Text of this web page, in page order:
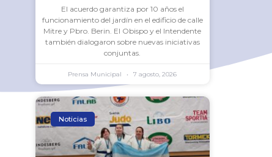
El acuerdo garantiza por 10 años el
funcionamiento del jardín en el edificio de calle
Mitre y Pbro. Berin. El Obispo y el Intendente
también dialogaron sobre nuevas iniciativas
conjuntas.
Prensa Municipal 7 agosto, 2026
Noticias